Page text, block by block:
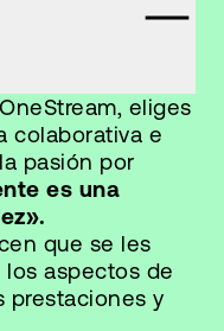
eliges
colaborativa e
pasión por
es una
que se les
aspectos de
prestaciones y